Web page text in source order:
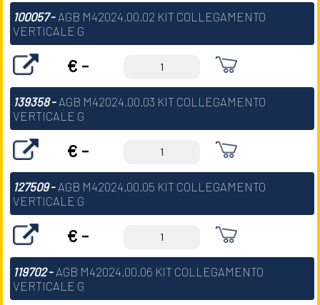
100057- AGB M42024.00.02 KIT COLLEGAMENTO
VERTICALE G
€ -
139358- AGB M42024.00.03 KIT COLLEGAMENTO
VERTICALE G
€ -
127509- AGB M42024.00.05 KIT COLLEGAMENTO
VERTICALE G
€ -
119702- AGB M42024.00.06 KIT COLLEGAMENTO
VERTICALE G